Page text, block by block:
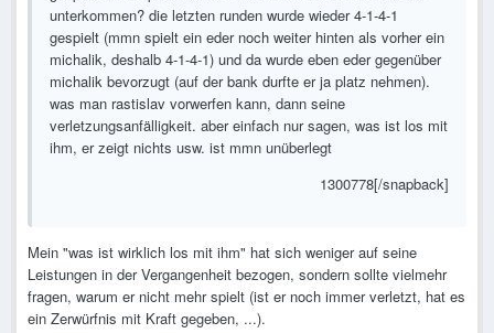
unterkommen? die letzten runden wurde wieder 4-1-4-1
gespielt (mmn spielt ein eder noch weiter hinten als vorher ein
michalik, deshalb 4-1-4-1) und da wurde eben eder gegenüber
michalik bevorzugt (auf der bank durfte er ja platz nehmen).
was man rastislav vorwerfen kann, dann seine
verletzungsanfälligkeit. aber einfach nur sagen, was ist los mit
ihm, er zeigt nichts usw. ist mmn unüberlegt
1300778[/snapback]
Mein "was ist wirklich los mit ihm" hat sich weniger auf seine
Leistungen in der Vergangenheit bezogen, sondern sollte vielmehr
fragen, warum er nicht mehr spielt (ist er noch immer verletzt, hat es
ein Zerwürfnis mit Kraft gegeben, ...).